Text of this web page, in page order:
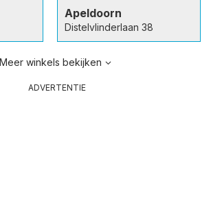
Apeldoorn
Distelvlinderlaan 38
Meer winkels bekijken
ADVERTENTIE